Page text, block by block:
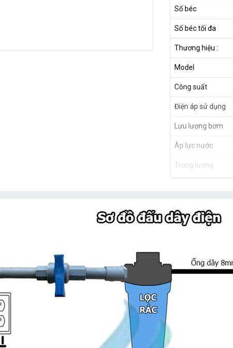
Số béc
Số béc tối đa
Thương hiệu :
Model
Công suất
Điện áp sử dụng
Lưu lượng bơm
Áp lực nước
Trọng lượng